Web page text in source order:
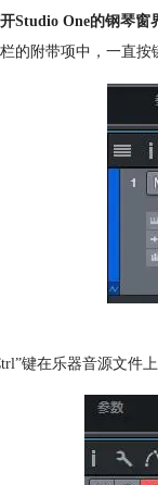
Studio One的钢琴窗
的附带项中，一直按
键在乐器音源文件